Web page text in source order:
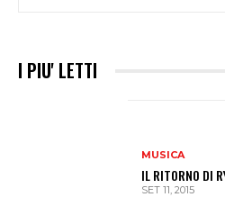
I PIU' LETTI
MUSICA
IL RITORNO DI
SET 11, 2015